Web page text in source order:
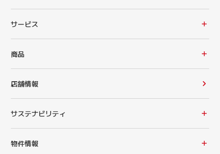
サービス
商品
店舗情報
サステナビリティ
物件情報